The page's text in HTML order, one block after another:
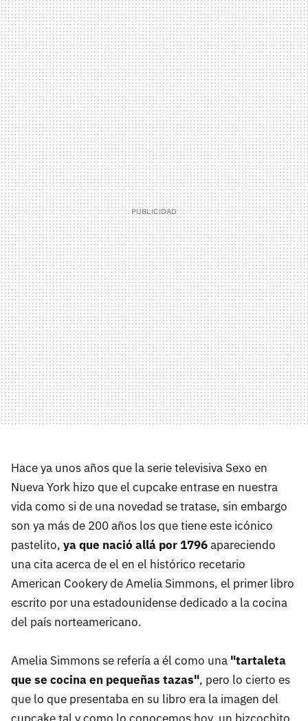
Hace ya unos años que la serie televisiva Sexo en
Nueva York hizo que el cupcake entrase en nuestra
vida como si de una novedad se tratase, sin embargo
son ya más de 200 años los que tiene este icónico
pastelito, ya que nació allá por 1796apareciendo
una cita acerca de el en el histórico recetario
American Cookery de Amelia Simmons, el primer libro
escrito por una estadounidense dedicado a la cocina
del país norteamericano.
Amelia Simmons se refería a él como una "tartaleta
que se cocina en pequeñas tazas", pero lo cierto es
que lo que presentaba en su libro era la imagen del